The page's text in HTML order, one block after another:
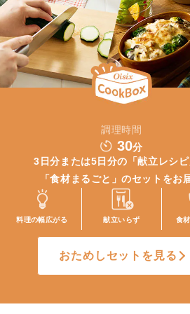
調理時間
30分
3日分または5日分の 「献立レシ
「食材まるごと」のセットをお
料理の幅広がる 献立いらず 食
おためしセットを見る